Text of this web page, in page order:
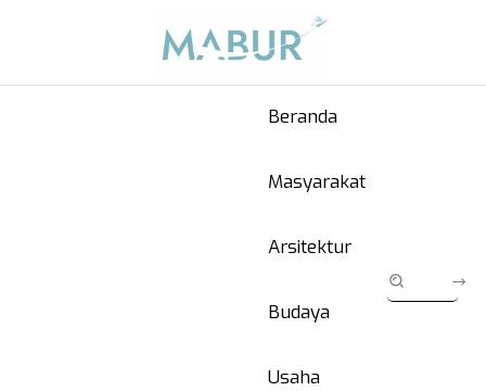
Beranda
Masyarakat
Arsitektur
Budaya
Usaha